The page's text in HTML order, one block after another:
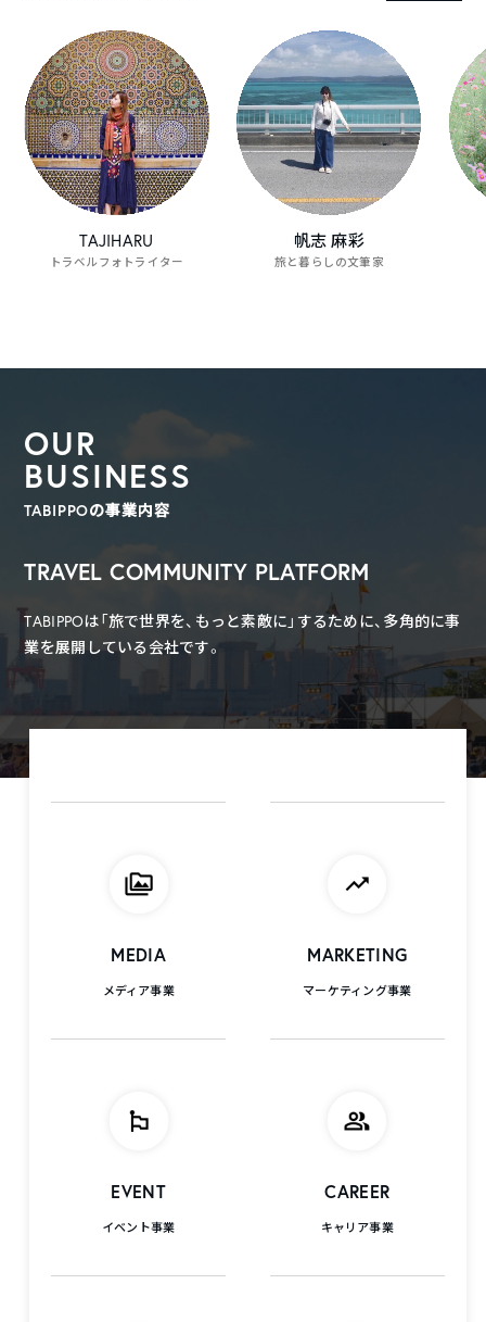
動画一覧を見る
観光リーダー養成スクール POOLO​ NEXT 開講
します！
旅す
ーツ
TAJIHARU
トラベルフォトライター
帆志 麻彩
旅と暮らしの文筆家
OUR
BUSINESS
TABIPPOの事業内容
TRAVEL COMMUNITY PLATFORM
TABIPPOは「旅で世界を、もっと素敵に」するために、多角的に事
業を展開している会社です。
MEDIA
メディア事業
MARKETING
マーケティング事業
EVENT
イベント事業
CAREER
キャリア事業